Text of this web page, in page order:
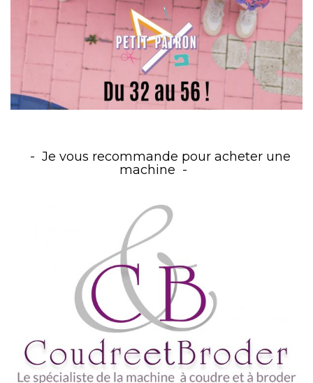
Je vous recommande pour acheter une
machine